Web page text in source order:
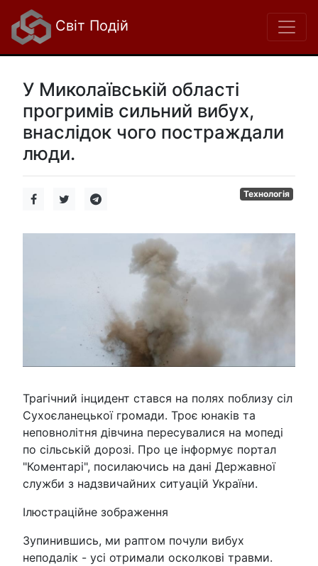
Світ Подій
У Миколаївській області
прогримів сильний вибух,
внаслідок чого постраждали
люди.
Технологія
Трагічний інцидент стався на полях поблизу сіл
Сухоєланецької громади. Троє юнаків та
неповнолітня дівчина пересувалися на мопеді
по сільській дорозі. Про це інформує портал
"Коментарі", посилаючись на дані Державної
служби з надзвичайних ситуацій України.
Ілюстраційне зображення
Зупинившись, ми раптом почули вибух
неподалік - усі отримали осколкові травми.